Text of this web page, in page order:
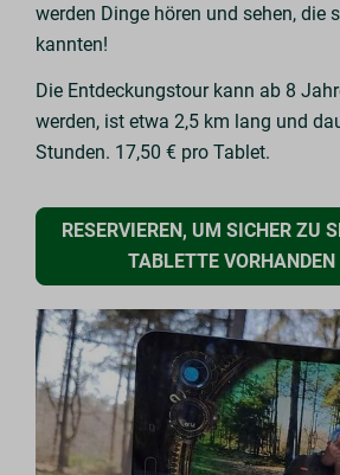
werden Dinge hören und sehen, die
kannten!
Die Entdeckungstour kann ab 8
werden, ist etwa 2,5 km lang und
Stunden. 17,50 € pro Tablet.
RESERVIEREN, UM SICHER ZU
TABLETTE